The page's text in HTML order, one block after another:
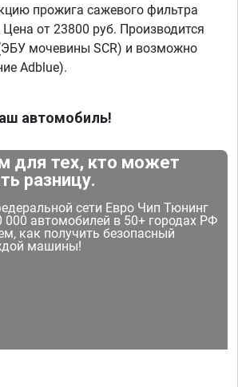
прожига сажевого фильтра
от 23800 руб. Производится
мочевины SCR) и возможно
Adblue).
автомобиль!
для тех, кто может
разницу.
сети Евро Чип Тюнинг
000 автомобилей в 50+ городах РФ
как получить безопасный
машины!